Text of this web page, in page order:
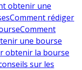
obtenir une
Comment rédiger
Comment
une bourse
obtenir la bourse
sur les